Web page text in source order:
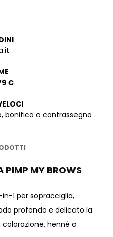
€
bonifico o contrassegno
PIMP MY BROWS
1 per sopracciglia,
profondo e delicato la
henné o